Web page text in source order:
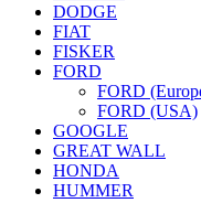
DODGE
FIAT
FISKER
FORD
FORD
FORD (USA)
GOOGLE
GREAT WALL
HONDA
HUMMER